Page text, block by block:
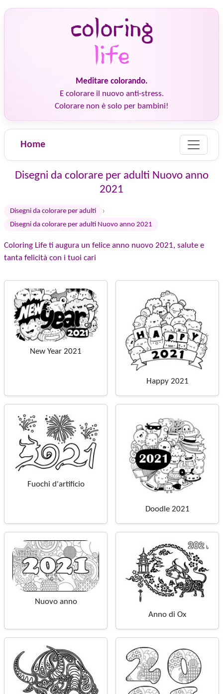
Meditare colorando.
E colorare il nuovo anti-stress.
Colorare non è solo per bambini!
Home
Disegni da colorare per adulti Nuovo anno
2021
Disegni da colorare per adulti ›
Disegni da colorare per adulti Nuovo anno 2021
Coloring Life ti augura un felice anno nuovo 2021, salute e
tanta felicità con i tuoi cari
New Year 2021
Happy 2021
Fuochi d'artificio
Doodle 2021
Nuovo anno
Anno di Ox